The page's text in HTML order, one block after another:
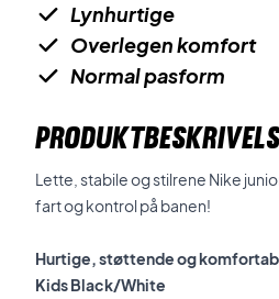
Lynhurtige
Overlegen komfort
Normal pasform
Lette, stabile og stilrene Nike
fart og kontrol på banen!
Hurtige, støttende og
Kids Black/White